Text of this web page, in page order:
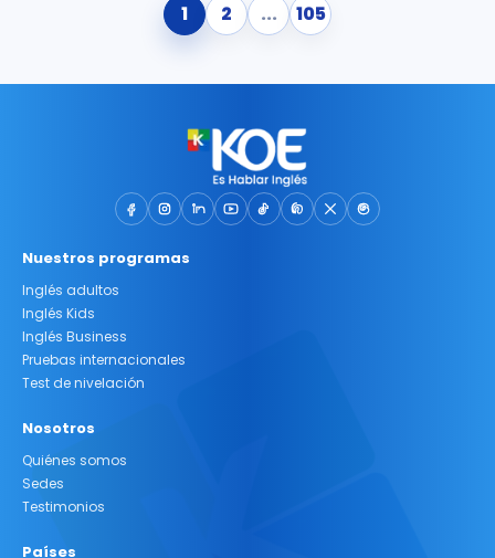
1 2 ... 105
Nuestros programas
Inglés adultos
Inglés Kids
Inglés Business
Pruebas internacionales
Test de nivelación
Nosotros
Quiénes somos
Sedes
Testimonios
Países